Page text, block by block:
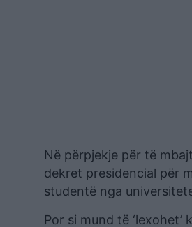
Në përpjekje për të
dekret presidencial për
studentë nga
Por si mund të ‘lexohet’